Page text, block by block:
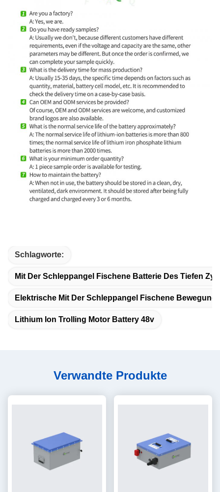
Schlagworte:
Mit Der Schleppangel Fischene Batterie Des Tiefen
Elektrische Mit Der Schleppangel Fischene
Lithium Ion Trolling Motor Battery 48v
Verwandte Produkte